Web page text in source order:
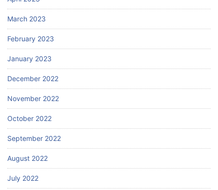
March 2023
February 2023
January 2023
December 2022
November 2022
October 2022
September 2022
August 2022
July 2022